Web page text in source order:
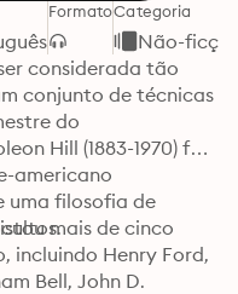
FormatoCategoria
Não-
considerada tão
conjunto de técnicas
do
Hill (1883-1970) foi
americano
uma filosofia de
mais de cinco
incluindo Henry Ford,
Bell, John D.